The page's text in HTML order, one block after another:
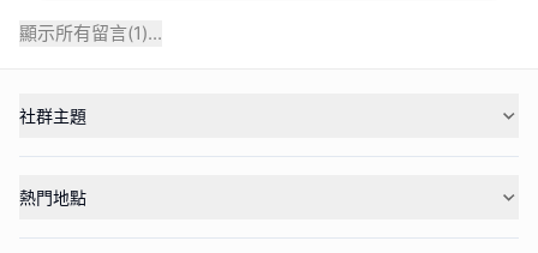
顯示所有留言(1)...
社群主題
熱門地點